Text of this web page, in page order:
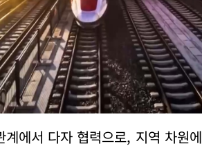
에서 다자 협력으로, 지역 차원